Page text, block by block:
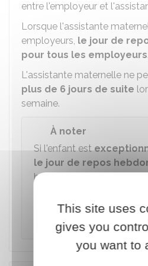
entre l'employeur et
Lorsque l'assistante
employeurs, le jour de
pour tous les employeurs
L'assistante maternelle ne
plus de 6 jours de suite
semaine.
À noter
Si l'enfant est
le jour de repos
heures sont rémunérées
la forme d'un repos payé
augmentée dans les
This site uses
gives you
you want to